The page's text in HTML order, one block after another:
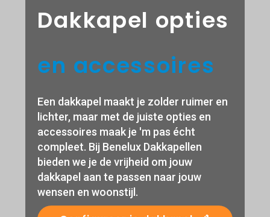
Dakkapel opties
en accessoires
Een dakkapel maakt je zolder ruimer en
lichter, maar met de juiste opties en
accessoires maak je 'm pas écht
compleet. Bij Benelux Dakkapellen
bieden we je de vrijheid om jouw
dakkapel aan te passen naar jouw
wensen en woonstijl.